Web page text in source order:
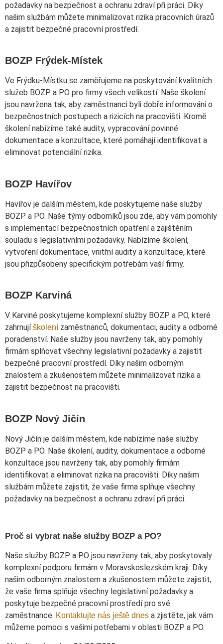
požadavky na bezpečnost a ochranu zdraví při práci. Díky
našim službám můžete minimalizovat rizika pracovních úrazů
a zajistit bezpečné pracovní prostředí.
BOZP Frýdek-Místek
Ve Frýdku-Místku se zaměřujeme na poskytování kvalitních
služeb BOZP a PO pro firmy všech velikostí. Naše školení
jsou navržena tak, aby zaměstnanci byli dobře informováni o
bezpečnostních postupech a rizicích na pracovišti. Kromě
školení nabízíme také audity, vypracování povinné
dokumentace a konzultace, které pomáhají identifikovat a
eliminovat potenciální rizika.
BOZP Havířov
Havířov je dalším městem, kde poskytujeme naše služby
BOZP a PO. Naše týmy odborníků jsou zde, aby vám pomohly
s implementací bezpečnostních opatření a zajištěním
souladu s legislativními požadavky. Nabízíme školení,
vytvoření dokumentace, vnitřní audity a konzultace, které
jsou přizpůsobeny specifickým potřebám vaší firmy.
BOZP Karviná
V Karviné poskytujeme komplexní služby BOZP a PO, které
zahrnujíškolení zaměstnanců, dokumentaci, audity a odborné
poradenství. Naše služby jsou navrženy tak, aby pomohly
firmám splňovat všechny legislativní požadavky a zajistit
bezpečné pracovní prostředí. Díky našim odborným
znalostem a zkušenostem můžete minimalizovat rizika a
zajistit bezpečnost na pracovišti.
BOZP Nový Jičín
Nový Jičín je dalším městem, kde nabízíme naše služby
BOZP a PO. Naše školení, audity, dokumentace a odborné
konzultace jsou navrženy tak, aby pomohly firmám
identifikovat a eliminovat rizika na pracovišti. Díky našim
službám můžete zajistit, že vaše firma splňuje všechny
požadavky na bezpečnost a ochranu zdraví při práci.
Proč si vybrat naše služby BOZP a PO?
Naše služby BOZP a PO jsou navrženy tak, aby poskytovaly
komplexní podporu firmám v Moravskoslezském kraji. Díky
našim odborným znalostem a zkušenostem můžete zajistit,
že vaše firma splňuje všechny legislativní požadavky a
poskytuje bezpečné pracovní prostředí pro své
zaměstnance. Kontaktujte nás ještě dnes a zjistěte, jak vám
můžeme pomoci s vašimi potřebami v oblasti BOZP a PO.